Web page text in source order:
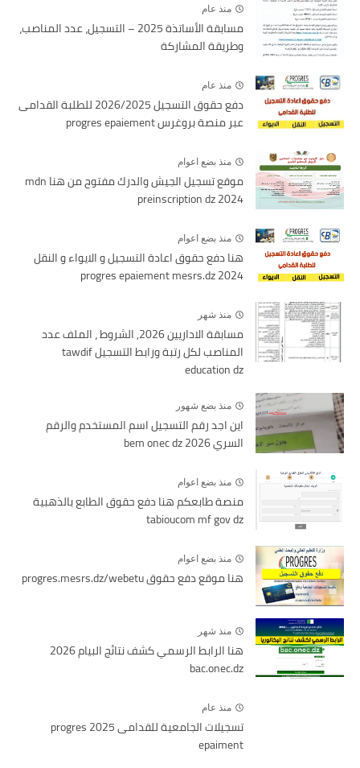
منذ عام
مسابقة الأساتذة 2025 – التسجيل، عدد المناصب،
وطريقة المشاركة
منذ عام
دفع حقوق التسجيل 2026/2025 للطلبة القدامى
عبر منصة بروغرس progres epaiement
منذ بضع اعوام
موقع تسجيل الجيش والدرك مفتوح من هنا mdn
preinscription dz 2024
منذ بضع اعوام
هنا دفع حقوق اعادة التسجيل و الايواء و النقل
2024 progres epaiement mesrs.dz
منذ شهر
مسابقة الاداريين 2026, الشروط ، الملف عدد
المناصب لكل رتبة ورابط التسجيل tawdif
education dz
منذ بضع شهور
اين اجد رقم التسجيل اسم المستخدم والرقم
السري bem onec dz 2026
منذ بضع اعوام
منصة طابعكم هنا دفع حقوق الطابع بالذهبية
tabioucom mf gov dz
منذ بضع اعوام
هنا موقع دفع حقوق progres.mesrs.dz/webetu
منذ شهر
هنا الرابط الرسمي كشف نتائج البيام 2026
bac.onec.dz
منذ عام
تسجيلات الجامعية للقدامى 2025 progres
epaiment